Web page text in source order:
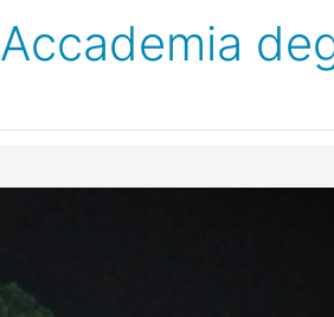
Accademia